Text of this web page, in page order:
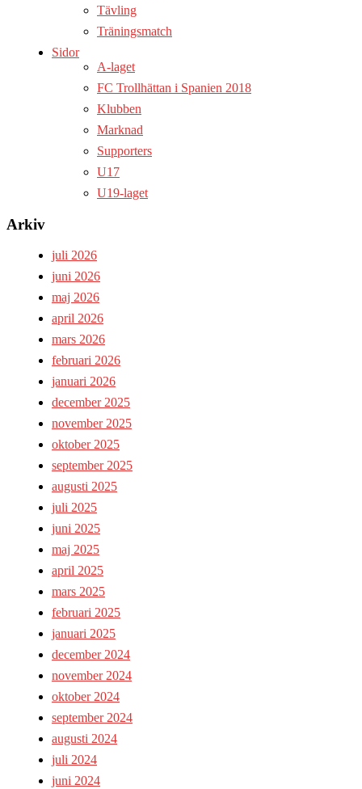
Tävling
Träningsmatch
Sidor
A-laget
FC Trollhättan i Spanien 2018
Klubben
Marknad
Supporters
U17
U19-laget
Arkiv
juli 2026
juni 2026
maj 2026
april 2026
mars 2026
februari 2026
januari 2026
december 2025
november 2025
oktober 2025
september 2025
augusti 2025
juli 2025
juni 2025
maj 2025
april 2025
mars 2025
februari 2025
januari 2025
december 2024
november 2024
oktober 2024
september 2024
augusti 2024
juli 2024
juni 2024